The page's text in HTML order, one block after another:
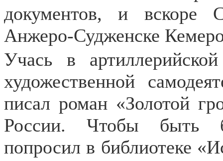
документов, и вскоре
Анжеро-Судженске
Учась в
художественной
писал роман «Золотой
России. Чтобы быть
попросил в библиотеке